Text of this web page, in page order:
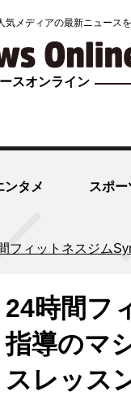
気メディアの最新ニュース
スオンライン
ンタメ スポー
フィットネスジム
24時間フ
指導のマ
スレッス